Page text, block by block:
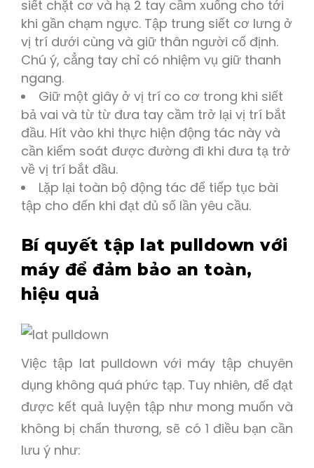
siết chặt cơ và hạ 2 tay cầm xuống cho tới
khi gần chạm ngực. Tập trung siết cơ lưng ở
vị trí dưới cùng và giữ thân người cố định.
Chú ý, cẳng tay chỉ có nhiệm vụ giữ thanh
ngang.
Giữ một giây ở vị trí co cơ trong khi siết
bả vai và từ từ đưa tay cầm trở lại vị trí bắt
đầu. Hít vào khi thực hiện động tác này và
cần kiểm soát được đường đi khi đưa tạ trở
về vị trí bắt đầu.
Lặp lại toàn bộ động tác để tiếp tục bài
tập cho đến khi đạt đủ số lần yêu cầu.
Bí quyết tập lat pulldown với
máy để đảm bảo an toàn,
hiệu quả
Việc tập lat pulldown với máy tập chuyên
dụng không quá phức tạp. Tuy nhiên, để đạt
được kết quả luyện tập như mong muốn và
không bị chấn thương, sẽ có 1 điều bạn cần
lưu ý như: